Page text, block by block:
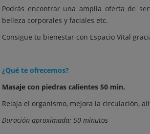
Podrás encontrar una amplia oferta de
belleza corporales y faciales etc.
Consigue tu bienestar con Espacio Vital
¿Qué te ofrecemos?
Masaje con piedras calientes 50 min.
Relaja el organismo, mejora la circulación,
Duración aproximada: 50 minutos